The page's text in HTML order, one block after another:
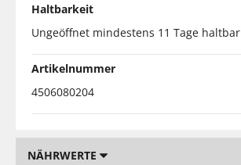
Haltbarkeit
Ungeöffnet mindestens 11 Tage haltbar
Artikelnummer
4506080204
NÄHRWERTE